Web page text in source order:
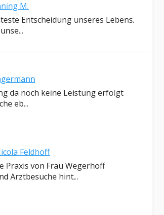
M.
Entscheidung unseres Lebens.
da noch keine Leistung erfolgt
eb...
Feldhoff
Praxis von Frau Wegerhoff
Arztbesuche hint...